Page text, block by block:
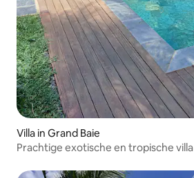
Villa in Grand Baie
Prachtige exotische en tropische villa